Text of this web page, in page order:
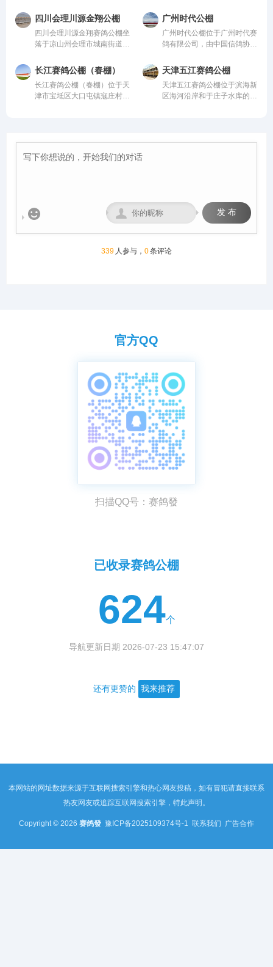
羽赛鸽。从配件设施到饲养团
队，均达到业内领先水平，为
广大鸽友创造一个心神向往的
赛鸽净地。
设施到饲养团队，均达到业内
领先水平，为广大鸽友创造一
个心神向往的赛鸽净地。
内，总占地面积36000平方，
鸽棚总长168米，高19.8米，
宽26米；晒棚宽6米，赛鸽用
餐区宽8米，赛鸽休息区39
纳赛鸽24000羽，园区规模位
列云南省前列。
赛环境，是专为广大鸽友打造
的专业赛鸽竞技平台。公棚总
占地面积70余亩，主棚长218
米、宽28米，可容纳赛鸽2.5
喂食区和赛飞活动区等。
四川会理川源金翔公棚
四川会理川源金翔赛鸽公棚坐
落于凉山州会理市城南街道五
然氧吧，距城区仅4公里，
108国道直达，交通便捷。公
棚周边无高压线遮挡，视野开
阔、生态优越，是赛鸽饲养、
广州时代公棚
广州时代公棚位于广州时代赛
鸽有限公司，由中国信鸽协会
进、科学合理的设计方案进行
建设，采用一体化钢架结构，
公棚长200米，宽28米，高15
米，可容纳20000多羽赛鸽。
地。
长江赛鸽公棚（春棚）
长江赛鸽公棚（春棚）位于天
津市宝坻区大口屯镇寇庄村西
米，可容纳20000多羽赛鸽。
天津五江赛鸽公棚
天津五江赛鸽公棚位于滨海新
区海河沿岸和于庄子水库的生
 发 布

339 人参与， 0条评论
官方QQ
扫描QQ号：赛鸽發
已收录赛鸽公棚
624个
导航更新日期 2026-07-23 15:47:07
还有更赞的 我来推荐
本网站的网址数据来源于互联网搜索引擎和热心网友投稿，如有冒犯请直接联系
热友网友或追踪互联网搜索引擎，特此声明。
Copyright © 2026 赛鸽發 豫ICP备2025109374号-1 联系我们 广告合作